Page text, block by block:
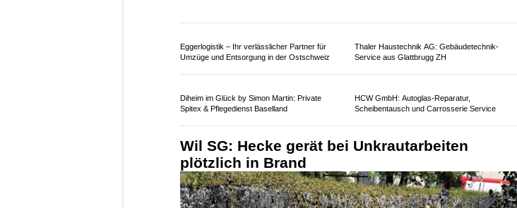
Eggerlogistik – Ihr verlässlicher Partner für
Umzüge und Entsorgung in der Ostschweiz
Thaler Haustechnik AG: Gebäudetechnik-
Service aus Glattbrugg ZH
Diheim im Glück by Simon Martin: Private
Spitex & Pflegedienst Baselland
HCW GmbH: Autoglas‑Reparatur,
Scheibentausch und Carrosserie Service
Wil SG: Hecke gerät bei Unkrautarbeiten
plötzlich in Brand